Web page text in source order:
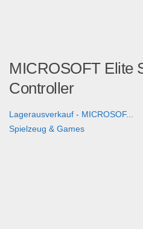
MICROSOFT Elite
Controller
Lagerausverkauf - MICROSOF...
Spielzeug & Games